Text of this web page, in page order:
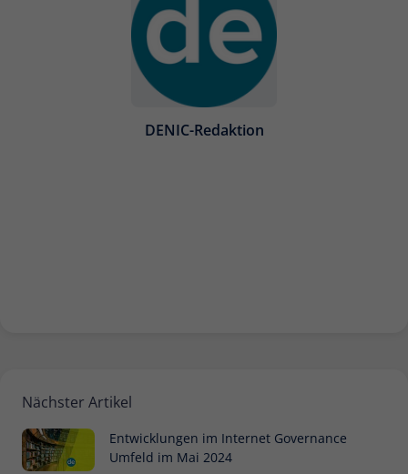
DENIC-Redaktion
Nächster Artikel
Entwicklungen im Internet Governance
Umfeld im Mai 2024